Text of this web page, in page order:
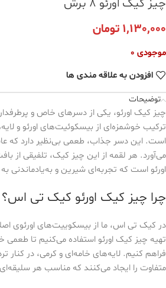
چیز کیک اورئو ۸ برش
1,130,000 تومان
موجودی 0
افزودن به علاقه مندی ها
توضیحات
چیز کیک اورئو، یکی از دسرهای خاص و
ترکیب خوشمزه‌ای از بیسکوئیت‌های اورئو و
است. این دسر جذاب، طعمی بی‌نظیر دارد که
می‌آورد. هر لقمه از این چیز کیک، تلفیقی از
اورئو است که تجربه‌ای شیرین و به‌یادماندنی
چرا چیز کیک اورئو کیک تی اس؟
در کیک تی اس، ما از بیسکوییت‌های اورئوی
تهیه چیز کیک اورئو استفاده می‌کنیم تا
فراهم کنیم. لایه‌های خامه‌ای و کرمی، در کنار
متفاوت را ایجاد می‌کنند که مناسب هر